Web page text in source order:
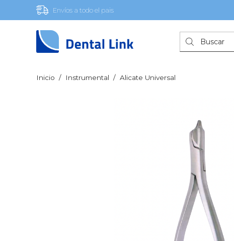
Envíos a todo el pais
Búsqueda
de
productos
Inicio / Instrumental / Alicate Universal